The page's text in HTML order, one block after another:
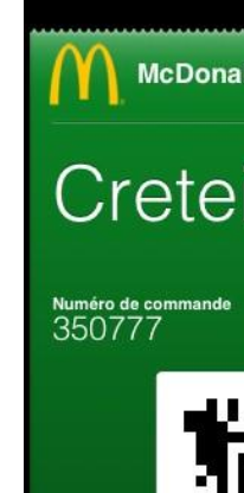
septembre 2012
août 2012
juillet 2012
avril 2012
mars 2012
décembre 2011
novembre 2011